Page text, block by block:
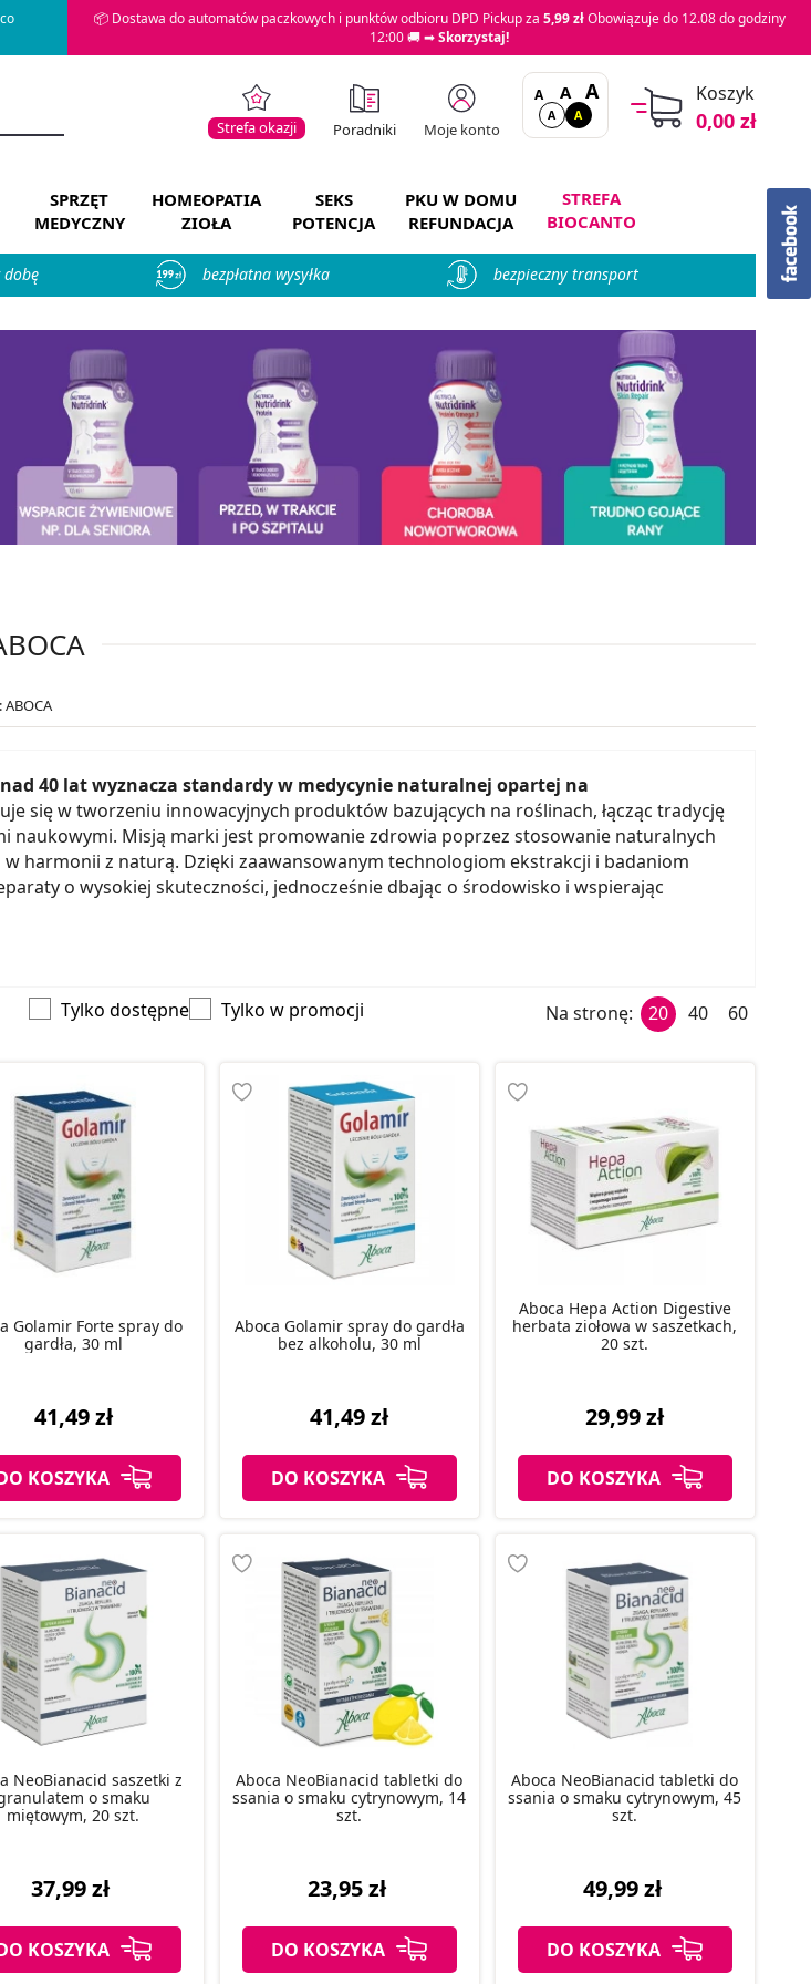
📦 Dostawa do automatów paczkowych i punktów odbioru DPD Pickup za 5,99 złObowiązuje do 12.08 do godziny
12:00 🚚 ➡Skorzystaj!
Strefa okazji Poradniki Moje konto
A A A
A A
Koszyk
0,00 zł
SPRZĘT
MEDYCZNY
HOMEOPATIA
ZIOŁA
SEKS
POTENCJA
PKU W DOMU
REFUNDACJA
STREFA
BIOCANTO
dobę bezpłatna wysyłka bezpieczny transport
40 lat wyznacza standardy w medycynie naturalnej opartej na
się w tworzeniu innowacyjnych produktów bazujących na roślinach, łącząc tradycję
naukowymi. Misją marki jest promowanie zdrowia poprzez stosowanie naturalnych
harmonii z naturą. Dzięki zaawansowanym technologiom ekstrakcji i badaniom
o wysokiej skuteczności, jednocześnie dbając o środowisko i wspierając
Tylko dostępne Tylko w promocji Na stronę: 20 40 60
Golamir Forte spray do
gardła, 30 ml
41,49 zł
KOSZYKA
Aboca Golamir spray do gardła
bez alkoholu, 30 ml
41,49 zł
DO KOSZYKA
Aboca Hepa Action Digestive
herbata ziołowa w saszetkach,
20 szt.
29,99 zł
DO KOSZYKA
NeoBianacid saszetki z
o smaku
miętowym, 20 szt.
37,99 zł
KOSZYKA
Aboca NeoBianacid tabletki do
ssania o smaku cytrynowym, 14
szt.
23,95 zł
DO KOSZYKA
Aboca NeoBianacid tabletki do
ssania o smaku cytrynowym, 45
szt.
49,99 zł
DO KOSZYKA